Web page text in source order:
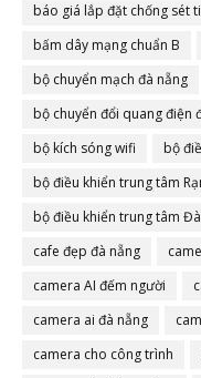
báo giá lắp đặt chống sét
bấm dây mạng chuẩn B
bộ chuyển mạch đà nẵng
bộ chuyển đổi quang điện
bộ kích sóng wifi
bộ
bộ điều khiển trung tâm
bộ điều khiển trung tâm
cafe đẹp đà nẵng
camera AI đếm người
camera ai đà nẵng
camera cho công trình